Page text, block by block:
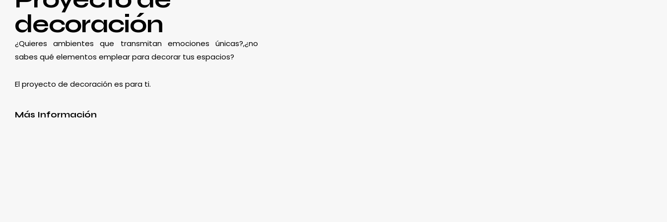
decoración
¿Quieres ambientes que transmitan emociones únicas?,¿no
sabes qué elementos emplear para decorar tus espacios?
El proyecto de decoración es para ti.
Más Información